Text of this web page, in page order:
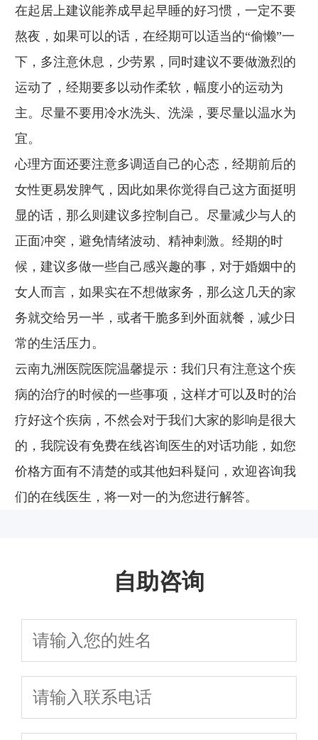
在起居上建议能养成早起早睡的好习惯，一定不要
熬夜，如果可以的话，在经期可以适当的“偷懒”一
下，多注意休息，少劳累，同时建议不要做激烈的
运动了，经期要多以动作柔软，幅度小的运动为
主。尽量不要用冷水洗头、洗澡，要尽量以温水为
宜。
心理方面还要注意多调适自己的心态，经期前后的
女性更易发脾气，因此如果你觉得自己这方面挺明
显的话，那么则建议多控制自己。尽量减少与人的
正面冲突，避免情绪波动、精神刺激。经期的时
候，建议多做一些自己感兴趣的事，对于婚姻中的
女人而言，如果实在不想做家务，那么这几天的家
务就交给另一半，或者干脆多到外面就餐，减少日
常的生活压力。
云南九洲医院医院温馨提示：我们只有注意这个疾
病的治疗的时候的一些事项，这样才可以及时的治
疗好这个疾病，不然会对于我们大家的影响是很大
的，我院设有免费在线咨询医生的对话功能，如您
价格方面有不清楚的或其他妇科疑问，欢迎咨询我
们的在线医生，将一对一的为您进行解答。
自助咨询